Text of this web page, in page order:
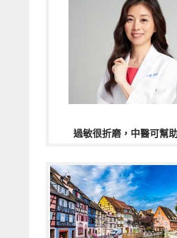
過敏很折磨，中醫可幫